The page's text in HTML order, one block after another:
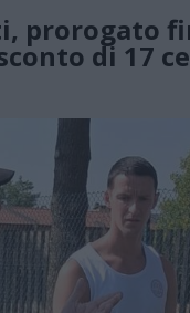
prorogato
di 17